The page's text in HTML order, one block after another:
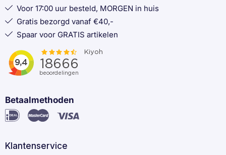
Voor 17:00 uur besteld, MORGEN in huis
Gratis bezorgd vanaf €40,-
Spaar voor GRATIS artikelen
Betaalmethoden
Klantenservice